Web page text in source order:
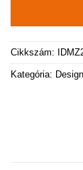
Cikkszám:
Kategória: